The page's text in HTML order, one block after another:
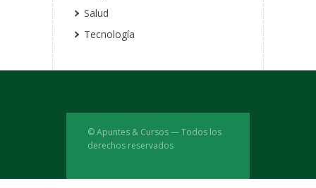
Salud
Tecnología
© Apuntes & Cursos — Todos los
derechos reservados